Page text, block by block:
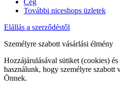
Cég
További niceshops üzletek
Elállás a szerződéstől
Személyre szabott vásárlási élmény
Hozzájárulásával sütiket (cookies)
használunk, hogy személyre szabott
Önnek.